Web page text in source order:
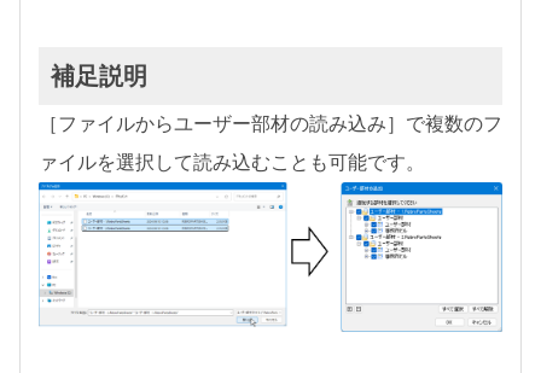
補足説明
［ファイルからユーザー部材の読み込み］で複数のフ
ァイルを選択して読み込むことも可能です。